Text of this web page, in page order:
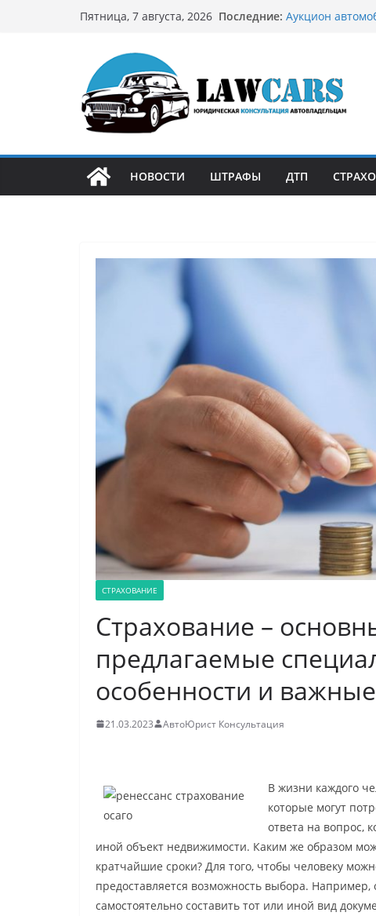
Пятница, 7 августа, 2026 Последние: Аукцион
Срочный выкуп
автовладельцы
Бриллиантовые
может подойти
НОВОСТИ ШТРАФЫ ДТП
СТРАХОВАНИЕ
Страхование –
предлагаемые
особенности и
21.03.2023 АвтоЮрист Консультация
В жизни каждого
которые могут
ответа на вопрос,
иной объект недвижимости. Каким же образом
кратчайшие сроки? Для того, чтобы человеку
предоставляется возможность выбора.
самостоятельно составить тот или иной вид